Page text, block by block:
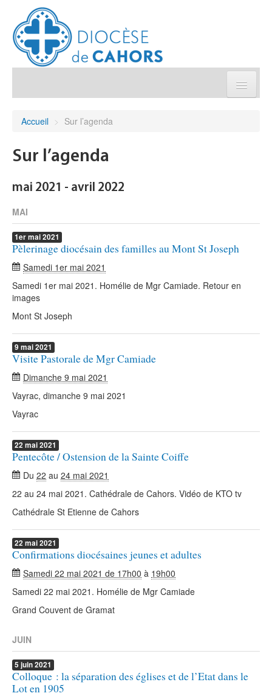
Agenda diocésain
Je donne
Annuaire/Contact
Accueil > Sur l’agenda
Sur l’agenda
mai 2021 - avril 2022
MAI
1ermai2021
Pèlerinage diocésain des familles au Mont St Joseph
Samedi 1er mai 2021
Samedi 1er mai 2021. Homélie de Mgr Camiade. Retour en
images
Mont St Joseph
9 mai2021
Visite Pastorale de Mgr Camiade
Dimanche 9 mai 2021
Vayrac, dimanche 9 mai 2021
Vayrac
22 mai2021
Pentecôte / Ostension de la Sainte Coiffe
Du 22 au 24 mai 2021
22 au 24 mai 2021. Cathédrale de Cahors. Vidéo de KTO tv
Cathédrale St Etienne de Cahors
22 mai2021
Confirmations diocésaines jeunes et adultes
Samedi 22 mai 2021 de 17h00 à 19h00
Samedi 22 mai 2021. Homélie de Mgr Camiade
Grand Couvent de Gramat
JUIN
5 juin2021
Colloque : la séparation des églises et de l’Etat dans le
Lot en 1905